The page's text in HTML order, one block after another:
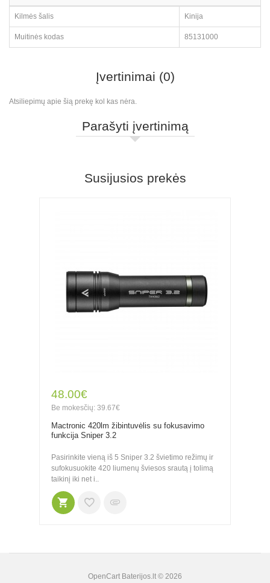
Kilmės šalis Kinija
Muitinės kodas 85131000
Įvertinimai (0)
Atsiliepimų apie šią prekę kol kas nėra.
Parašyti įvertinimą
Susijusios prekės
48.00€
Be mokesčių: 39.67€
Mactronic 420lm žibintuvėlis su fokusavimo
funkcija Sniper 3.2
Pasirinkite vieną iš 5 Sniper 3.2 švietimo režimų ir
sufokusuokite 420 liumenų šviesos srautą į tolimą
taikinį iki net i..
OpenCart Baterijos.lt © 2026